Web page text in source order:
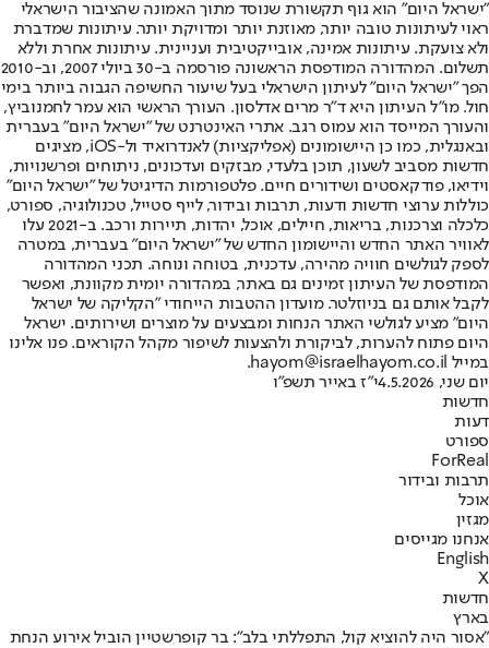
"ישראל היום" הוא גוף תקשורת שנוסד מתוך האמונה שהציבור הישראלי
ראוי לעיתונות טובה יותר, מאוזנת יותר ומדויקת יותר. עיתונות שמדברת
ולא צועקת. עיתונות אמינה, אובייקטיבית ועניינית. עיתונות אחרת וללא
תשלום. המהדורה המודפסת הראשונה פורסמה ב-30 ביולי 2007, וב-2010
הפך "ישראל היום" לעיתון הישראלי בעל שיעור החשיפה הגבוה ביותר בימי
חול. מו"ל העיתון היא ד"ר מרים אדלסון. העורך הראשי הוא עמר לחמנוביץ,
והעורך המייסד הוא עמוס רגב. אתרי האינטרנט של "ישראל היום" בעברית
ובאנגלית, כמו כן היישומונים (אפליקציות) לאנדרואיד ול-iOS, מציגים
חדשות מסביב לשעון, תוכן בלעדי, מבזקים ועדכונים, ניתוחים ופרשנויות,
וידיאו, פודקאסטים ושידורים חיים. פלטפורמות הדיגיטל של "ישראל היום"
כוללות ערוצי חדשות ודעות, תרבות ובידור, לייף סטייל, טכנולוגיה, ספורט,
כלכלה וצרכנות, בריאות, חיילים, אוכל, יהדות, תיירות ורכב. ב-2021 עלו
לאוויר האתר החדש והיישומון החדש של "ישראל היום" בעברית, במטרה
לספק לגולשים חוויה מהירה, עדכנית, בטוחה ונוחה. תכני המהדורה
המודפסת של העיתון זמינים גם באתר, במהדורה יומית מקוונת, ואפשר
לקבל אותם גם בניוזלטר. מועדון ההטבות הייחודי "הקליקה של ישראל
היום" מציע לגולשי האתר הנחות ומבצעים על מוצרים ושירותים. ישראל
היום פתוח להערות, לביקורת ולהצעות לשיפור מקהל הקוראים. פנו אלינו
במייל hayom@israelhayom.co.il.
יום שני, 4.5.2026
י"ז באייר תשפ"ו
חדשות
דעות
ספורט
ForReal
תרבות ובידור
אוכל
מגזין
אנחנו מגייסים
English
X
חדשות
בארץ
"אסור היה להוציא קול, התפללתי בלב": בר קופרשטיין הוביל אירוע הנחת